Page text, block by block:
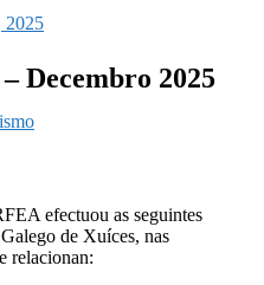
2025
Decembro 2025
efectuou as seguintes
de Xuíces, nas
relacionan: